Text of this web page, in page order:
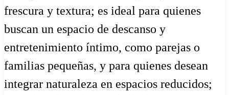
frescura y textura; es ideal para quienes
buscan un espacio de descanso y
entretenimiento íntimo, como parejas o
familias pequeñas, y para quienes desean
integrar naturaleza en espacios reducidos;